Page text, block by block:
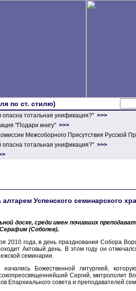
по ст. стилю)
тотальная унификация?" >>>
"Подари книгу" >>>
Межсоборного Присутствия Русской
тотальная унификация?" >>>
алтарем Успенского семинарского
доске, среди имен почивших
(Соболев).
2010 года, в день празднования Собора
Актовый день. В этом году он
семинарии.
начались Божественной литургией,
Сергий, митрополит
Епархиального совета и преподавателей